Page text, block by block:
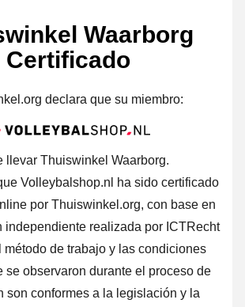
Waarborg
Certificado
declara que su miembro:
llevar Thuiswinkel Waarborg.
Volleybalshop.nl ha sido certificado
por Thuiswinkel.org, con base en
independiente realizada por ICTRecht
método de trabajo y las condiciones
se observaron durante el proceso de
son conformes a la legislación y la